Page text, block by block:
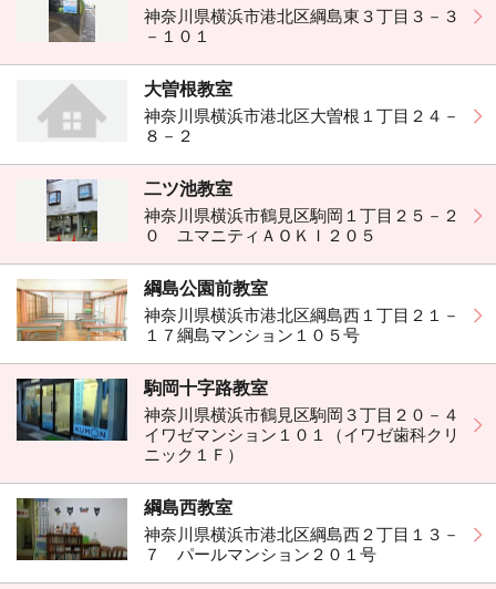
神奈川県横浜市港北区綱島東３丁目３－３
－１０１
大曽根教室
神奈川県横浜市港北区大曽根１丁目２４－
８－２
二ツ池教室
神奈川県横浜市鶴見区駒岡１丁目２５－２
０ ユマニティＡＯＫＩ２０５
綱島公園前教室
神奈川県横浜市港北区綱島西１丁目２１－
１７綱島マンション１０５号
駒岡十字路教室
神奈川県横浜市鶴見区駒岡３丁目２０－４
イワゼマンション１０１（イワゼ歯科クリ
ニック１Ｆ）
綱島西教室
神奈川県横浜市港北区綱島西２丁目１３－
７ パールマンション２０１号